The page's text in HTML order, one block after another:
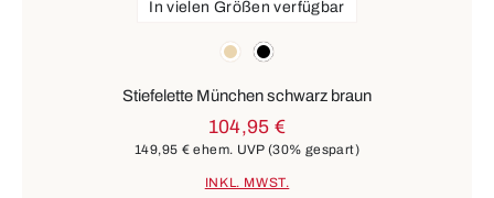
beigeschwarz
In vielen Größen verfügbar
Stiefelette München schwarz braun
104,95 €
149,95 € ehem. UVP(30% gespart)
INKL. MWST.